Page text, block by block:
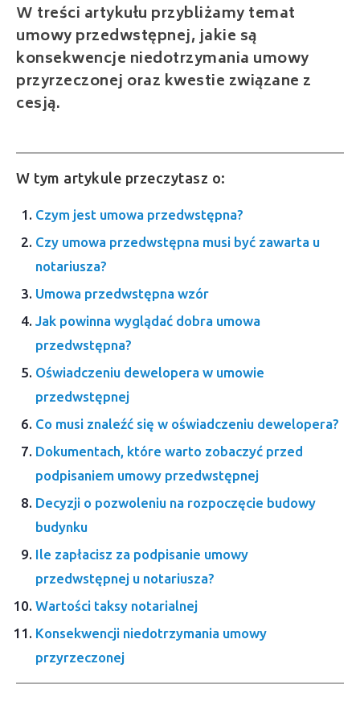
W treści artykułu przybliżamy temat
umowy przedwstępnej, jakie są
konsekwencje niedotrzymania umowy
przyrzeczonej oraz kwestie związane z
cesją.
W tym artykule przeczytasz o:
Czym jest umowa przedwstępna?
Czy umowa przedwstępna musi być zawarta u
notariusza?
Umowa przedwstępna wzór
Jak powinna wyglądać dobra umowa
przedwstępna?
Oświadczeniu dewelopera w umowie
przedwstępnej
Co musi znaleźć się w oświadczeniu dewelopera?
Dokumentach, które warto zobaczyć przed
podpisaniem umowy przedwstępnej
Decyzji o pozwoleniu na rozpoczęcie budowy
budynku
Ile zapłacisz za podpisanie umowy
przedwstępnej u notariusza?
Wartości taksy notarialnej
Konsekwencji niedotrzymania umowy
przyrzeczonej